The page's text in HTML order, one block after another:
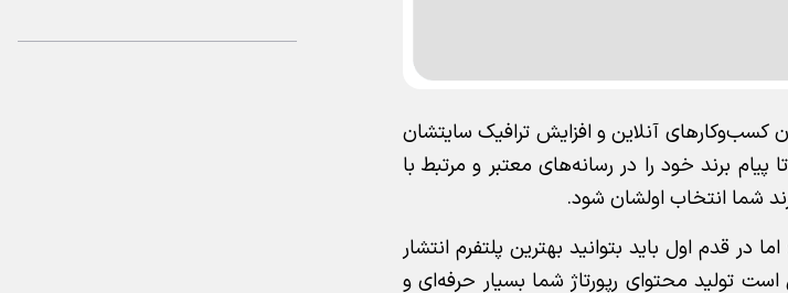
کسب‌وکارهای آنلاین و افزایش ترافیک سایتشان
برند خود را در رسانه‌های معتبر و مرتبط با
شما انتخاب اولشان شود.
در قدم اول باید بتوانید بهترین پلتفرم انتشار
تولید محتوای رپورتاژ شما بسیار حرفه‌ای و